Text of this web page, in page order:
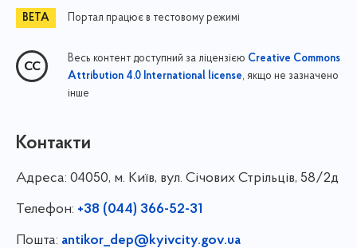
Портал працює в тестовому режимі
Весь контент доступний за ліцензією Creative Commons
Attribution 4.0 International license, якщо не зазначено
інше
Контакти
Адреса: 04050, м. Київ, вул. Січових Стрільців, 58/2д
Телефон: +38 (044) 366-52-31
Пошта: antikor_dep@kyivcity.gov.ua